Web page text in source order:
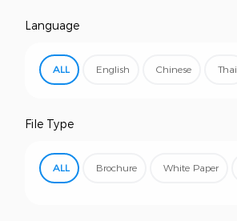
Language
ALL English Chinese Thai
File Type
ALL Brochure White Paper